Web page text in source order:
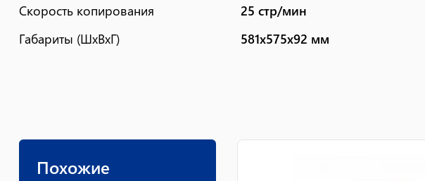
Скорость копирования 25 стр/мин
Габариты (ШхВхГ)
581x575x92 мм
Похожие